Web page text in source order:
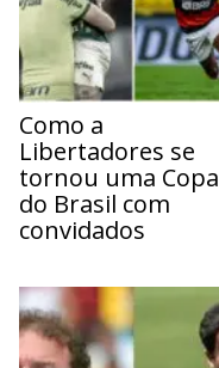
Como a
Libertadores se
tornou uma Copa
do Brasil com
convidados